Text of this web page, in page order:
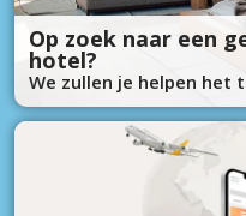
Op zoek naar een
hotel?
We zullen je helpen het